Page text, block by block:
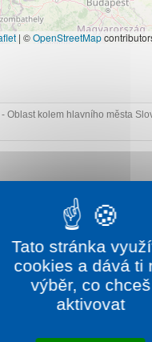
| ©OpenStreetMap
- Oblast kolem hlavního města
ž...
(3 km) - Zoologická zahrada s
(24 km)- Během celého
Tato stránka
cookies a dává ti
výběr, co chceš
aktivovat